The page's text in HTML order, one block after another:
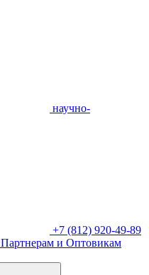
научно-
+7 (812) 920-49-89
Партнерам и Оптовикам